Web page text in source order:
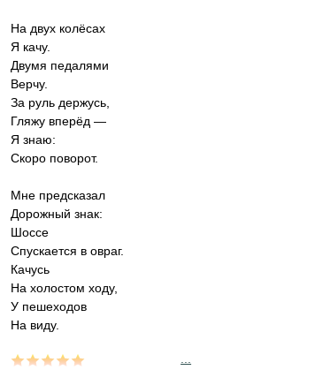
На двух колёсах
Я качу.
Двумя педалями
Верчу.
За руль держусь,
Гляжу вперёд —
Я знаю:
Скоро поворот.
Мне предсказал
Дорожный знак:
Шоссе
Спускается в овраг.
Качусь
На холостом ходу,
У пешеходов
На виду.